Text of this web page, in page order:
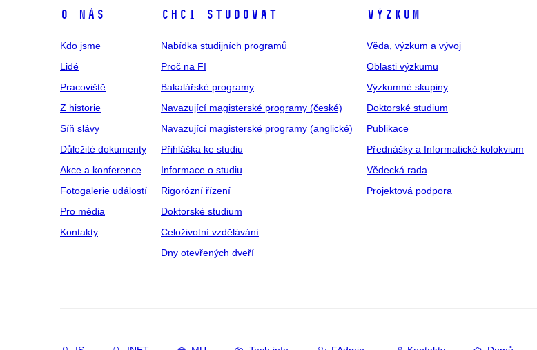
O NÁS
Kdo jsme
Lidé
Pracoviště
Z historie
Síň slávy
Důležité dokumenty
Akce a konference
Fotogalerie událostí
Pro média
Kontakty
CHCI STUDOVAT
Nabídka studijních programů
Proč na FI
Bakalářské programy
Navazující magisterské programy (české)
Navazující magisterské programy (anglické)
Přihláška ke studiu
Informace o studiu
Rigorózní řízení
Doktorské studium
Celoživotní vzdělávání
Dny otevřených dveří
VÝZKUM
Věda, výzkum a vývoj
Oblasti výzkumu
Výzkumné skupiny
Doktorské studium
Publikace
Přednášky a Informatické kolokvium
Vědecká rada
Projektová podpora